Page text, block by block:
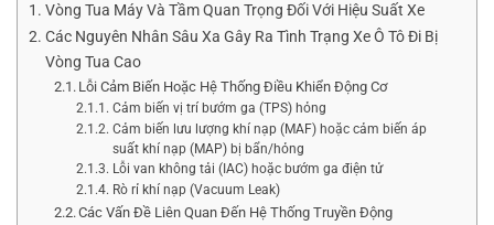
Vòng Tua Máy Và Tầm Quan Trọng Đối Với Hiệu Suất Xe
Các Nguyên Nhân Sâu Xa Gây Ra Tình Trạng Xe Ô Tô Đi Bị
Vòng Tua Cao
Lỗi Cảm Biến Hoặc Hệ Thống Điều Khiển Động Cơ
Cảm biến vị trí bướm ga (TPS) hỏng
Cảm biến lưu lượng khí nạp (MAF) hoặc cảm biến áp
suất khí nạp (MAP) bị bẩn/hỏng
Lỗi van không tải (IAC) hoặc bướm ga điện tử
Rò rỉ khí nạp (Vacuum Leak)
Các Vấn Đề Liên Quan Đến Hệ Thống Truyền Động